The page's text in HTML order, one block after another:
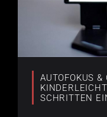
AUTOFOKUS &
SCHRITTEN